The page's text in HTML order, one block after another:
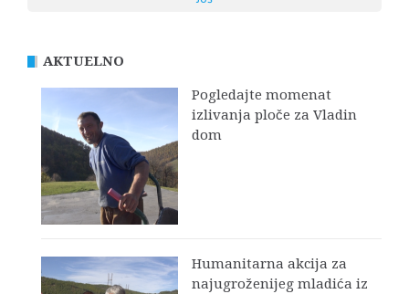
AKTUELNO
Pogledajte momenat
izlivanja ploče za Vladin
dom
Humanitarna akcija za
najugroženijeg mladića iz